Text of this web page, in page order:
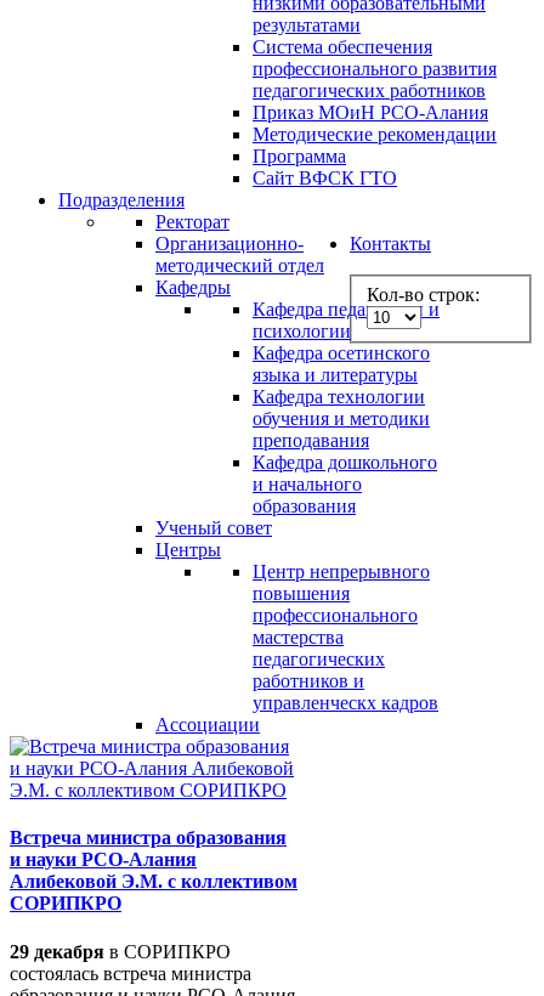
результатами
Система обеспечения
профессионального развития
педагогических работников
Приказ МОиН РСО-Алания
Методические рекомендации
Программа
Сайт ВФСК ГТО
Подразделения
Ректорат
Организационно-
методический отдел
Кафедры
Кафедра педагогики и
психологии
Кафедра осетинского
языка и литературы
Кафедра технологии
обучения и методики
преподавания
Кафедра дошкольного
и начального
образования
Ученый совет
Центры
Центр непрерывного
повышения
профессионального
мастерства
педагогических
работников и
управленческх кадров
Ассоциации
Контакты
Встреча министра образования
и науки РСО-Алания
Алибековой Э.М. с коллективом
СОРИПКРО
29 декабря в СОРИПКРО
состоялась встреча министра
Кол-во строк: